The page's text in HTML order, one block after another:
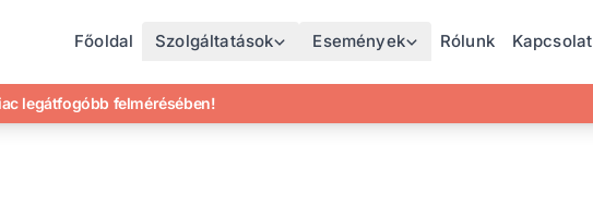
Főoldal Szolgáltatások Események Rólunk Kapcsolat
legátfogóbb felmérésében!